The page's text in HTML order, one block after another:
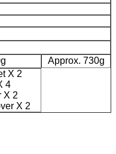
Approx. 730g
Χ 2
4
Χ 2
Χ 2